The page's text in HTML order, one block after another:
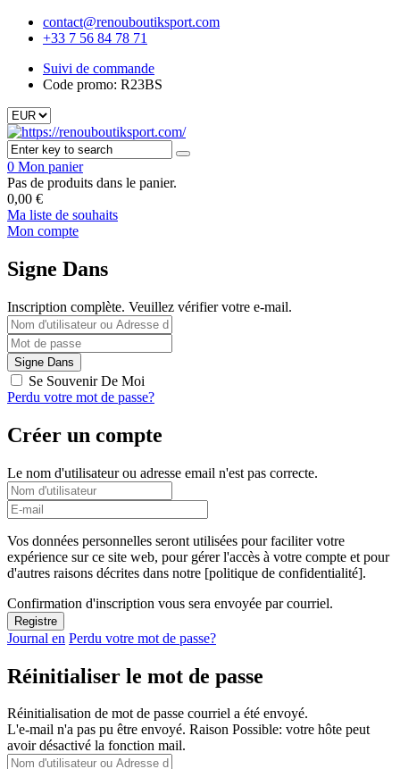
contact@renouboutiksport.com
+33 7 56 84 78 71
Suivi de commande
Code promo: R23BS
0 Mon panier
Pas de produits dans le panier.
0,00 €
Ma liste de souhaits
Mon compte
Signe Dans
Inscription complète. Veuillez vérifier votre e-mail.
Se Souvenir De Moi
Perdu votre mot de passe?
Créer un compte
Le nom d'utilisateur ou adresse email n'est pas correcte.
Vos données personnelles seront utilisées pour faciliter votre
expérience sur ce site web, pour gérer l'accès à votre compte et pour
d'autres raisons décrites dans notre [politique de confidentialité].
Confirmation d'inscription vous sera envoyée par courriel.
Journal en Perdu votre mot de passe?
Réinitialiser le mot de passe
Réinitialisation de mot de passe courriel a été envoyé.
L'e-mail n'a pas pu être envoyé. Raison Possible: votre hôte peut
avoir désactivé la fonction mail.